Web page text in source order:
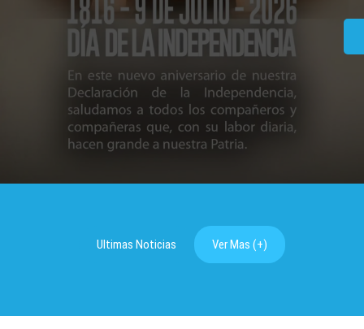
LEER (+)
Ultimas Noticias Ver Mas (+)